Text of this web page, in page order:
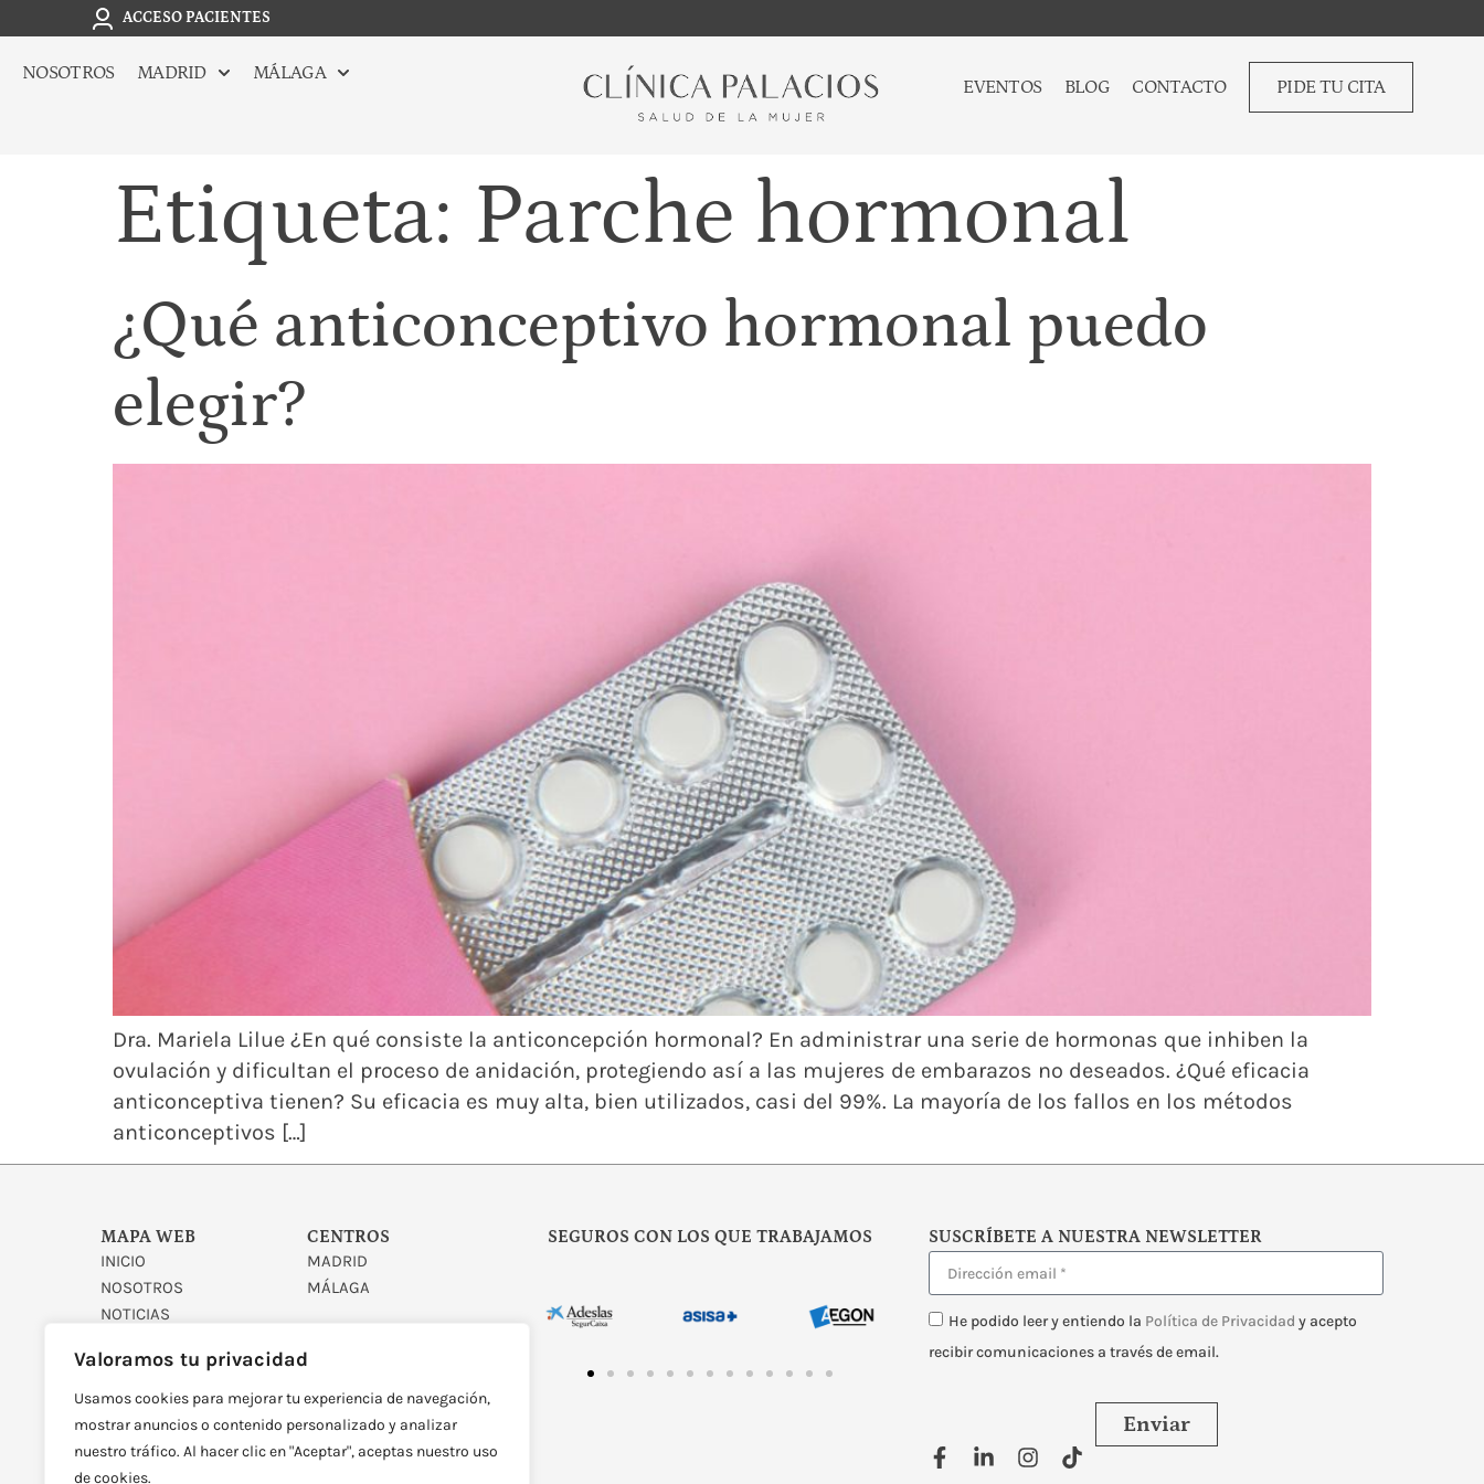
Valoramos tu privacidad
Usamos cookies para mejorar tu experiencia de navegación,
mostrar anuncios o contenido personalizado y analizar
nuestro tráfico. Al hacer clic en "Aceptar", aceptas nuestro uso
de cookies.
ACCESO PACIENTES
NOSOTROS MADRID MÁLAGA
EVENTOS BLOG CONTACTO PIDE TU CITA
Etiqueta: Parche hormonal
¿Qué anticonceptivo hormonal puedo
elegir?
Dra. Mariela Lilue ¿En qué consiste la anticoncepción hormonal? En administrar una serie de hormonas que inhiben la
ovulación y dificultan el proceso de anidación, protegiendo así a las mujeres de embarazos no deseados. ¿Qué eficacia
anticonceptiva tienen? Su eficacia es muy alta, bien utilizados, casi del 99%. La mayoría de los fallos en los métodos
anticonceptivos […]
MAPA WEB
INICIO
NOSOTROS
NOTICIAS
CENTROS
MADRID
MÁLAGA
SEGUROS CON LOS QUE TRABAJAMOS SUSCRÍBETE A NUESTRA NEWSLETTER
He podido leer y entiendo la Política de Privacidad y acepto
recibir comunicaciones a través de email.
Enviar